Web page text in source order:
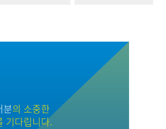
분의 소중한
기다립니다.